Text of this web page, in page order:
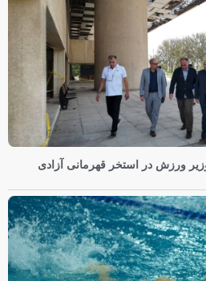
ورزش در استخر قهرمانی آزادی